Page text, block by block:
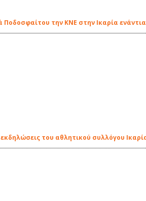
Ποδοσφαίτου την ΚΝΕ στην Ικαρία
εκδηλώσεις του αθλητικού συλλόγου